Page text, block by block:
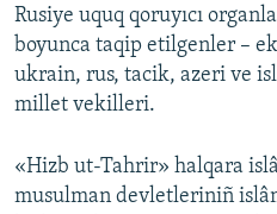
Rusiye uquq qoruyıcı
boyunca taqip etilgenler –
ukrain, rus, tacik, azeri ve
millet vekilleri.
«Hizb ut-Tahrir» halqara
musulman devletleriniñ